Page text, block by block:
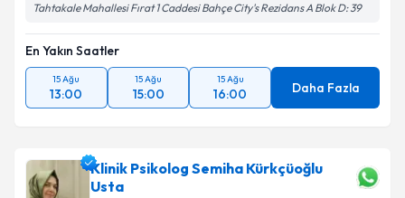
Tahtakale Mahallesi Fırat 1 Caddesi Bahçe City's Rezidans A Blok D: 39
En Yakın Saatler
15 Ağu
13:00
15 Ağu
15:00
15 Ağu
16:00 Daha Fazla
Klinik Psikolog Semiha Kürkçüoğlu
Usta